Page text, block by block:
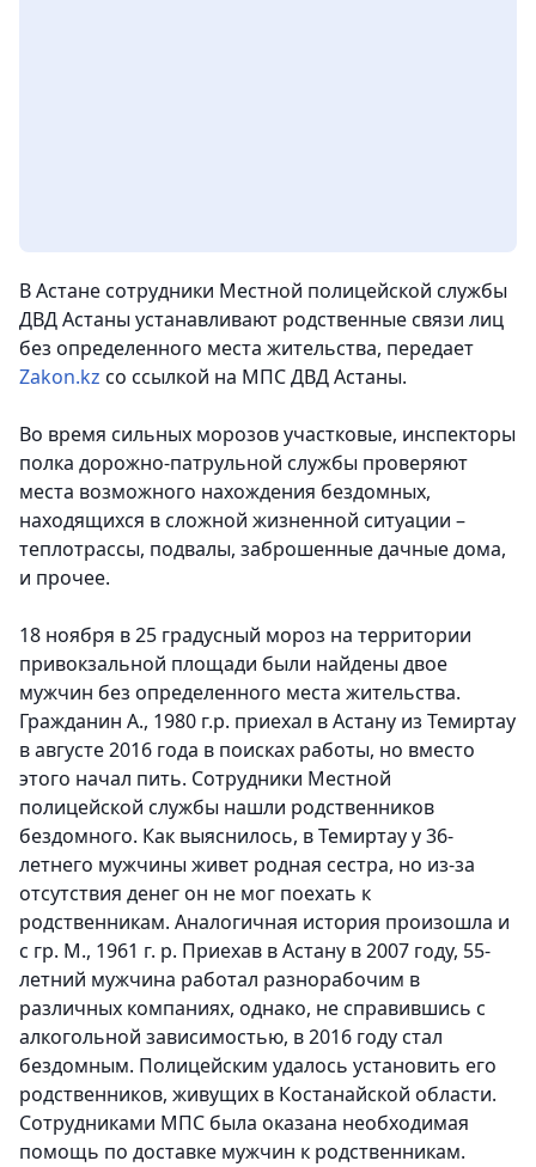
В Астане сотрудники Местной полицейской службы
ДВД Астаны устанавливают родственные связи лиц
без определенного места жительства, передает
Zakon.kz со ссылкой на МПС ДВД Астаны.
Во время сильных морозов участковые, инспекторы
полка дорожно-патрульной службы проверяют
места возможного нахождения бездомных,
находящихся в сложной жизненной ситуации –
теплотрассы, подвалы, заброшенные дачные дома,
и прочее.
18 ноября в 25 градусный мороз на территории
привокзальной площади были найдены двое
мужчин без определенного места жительства.
Гражданин А., 1980 г.р. приехал в Астану из Темиртау
в августе 2016 года в поисках работы, но вместо
этого начал пить. Сотрудники Местной
полицейской службы нашли родственников
бездомного. Как выяснилось, в Темиртау у 36-
летнего мужчины живет родная сестра, но из-за
отсутствия денег он не мог поехать к
родственникам. Аналогичная история произошла и
с гр. М., 1961 г. р. Приехав в Астану в 2007 году, 55-
летний мужчина работал разнорабочим в
различных компаниях, однако, не справившись с
алкогольной зависимостью, в 2016 году стал
бездомным. Полицейским удалось установить его
родственников, живущих в Костанайской области.
Сотрудниками МПС была оказана необходимая
помощь по доставке мужчин к родственникам.